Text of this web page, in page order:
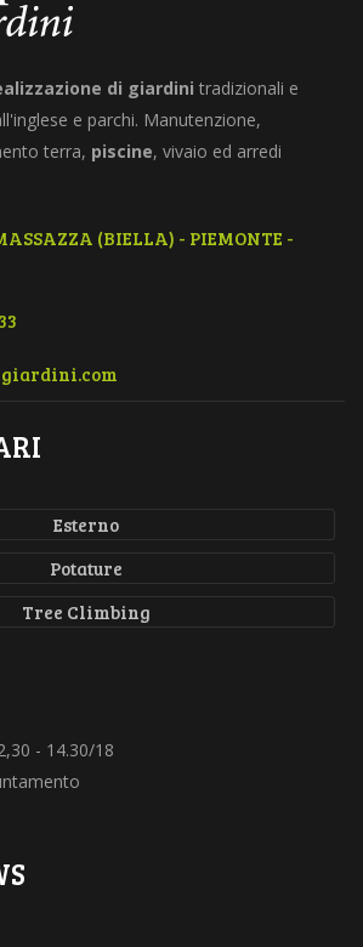
di giardini tradizionali e
e parchi. Manutenzione,
terra, piscine, vivaio ed arredi
(BIELLA) - PIEMONTE -
Esterno
Potature
Tree Climbing
- 14.30/18